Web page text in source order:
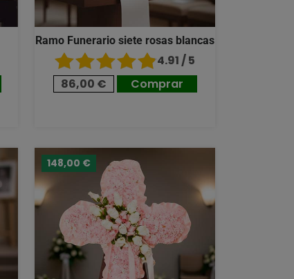
Ramo Funerario siete rosas blancas
4.91 / 5
86,00 €
Comprar
148,00 €